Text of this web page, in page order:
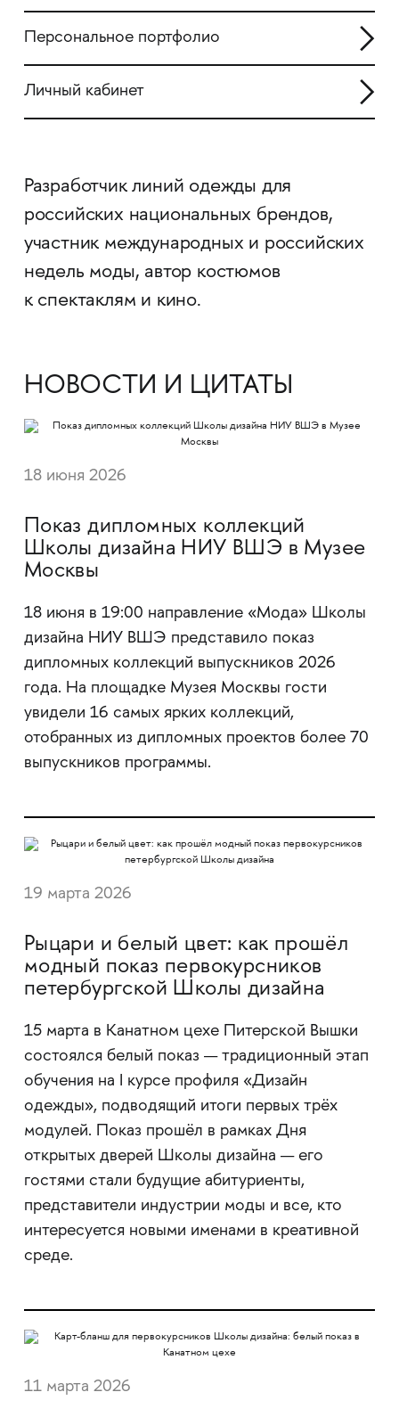
Персональное портфолио
Личный кабинет
Разработчик линий одежды для
российских национальных брендов,
участник международных и российских
недель моды, автор костюмов
к спектаклям и кино.
НОВОСТИ И ЦИТАТЫ
18 июня 2026
Показ дипломных коллекций
Школы дизайна НИУ ВШЭ в Музее
Москвы
18 июня в 19:00 направление «Мода» Школы
дизайна НИУ ВШЭ представило показ
дипломных коллекций выпускников 2026
года. На площадке Музея Москвы гости
увидели 16 самых ярких коллекций,
отобранных из дипломных проектов более 70
выпускников программы.
19 марта 2026
Рыцари и белый цвет: как прошёл
модный показ первокурсников
петербургской Школы дизайна
15 марта в Канатном цехе Питерской Вышки
состоялся белый показ — традиционный этап
обучения на I курсе профиля «Дизайн
одежды», подводящий итоги первых трёх
модулей. Показ прошёл в рамках Дня
открытых дверей Школы дизайна — его
гостями стали будущие абитуриенты,
представители индустрии моды и все, кто
интересуется новыми именами в креативной
среде.
11 марта 2026